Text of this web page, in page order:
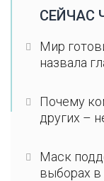
СЕЙЧАС
Мир
назвала
Почему
других –
Маск
выборах